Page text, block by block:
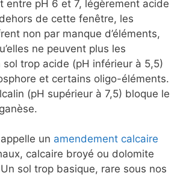
entre pH 6 et 7, légèrement acide
de cette fenêtre, les
non par manque d’éléments,
ne peuvent plus les
sol trop acide (pH inférieur à 5,5)
et certains oligo-éléments.
(pH supérieur à 7,5) bloque le
un amendement calcaire
calcaire broyé ou dolomite
sol trop basique, rare sous nos